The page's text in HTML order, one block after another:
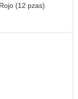
(12 pzas)